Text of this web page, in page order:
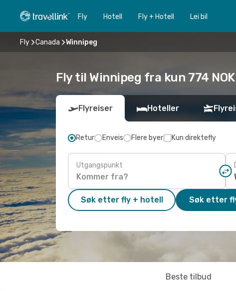
Fly Hotell Fly + Hotell Lei bil
Fly Canada Winnipeg
Fly til Winnipeg fra kun 774
Flyreiser Hoteller
Retur Enveis Flere byer Kun direktefly
Utgangspunkt
Søk etter fly + hotell Søk etter
Beste tilbud